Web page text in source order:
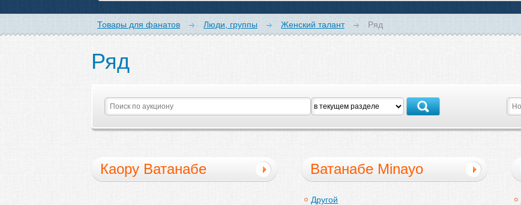
Товары для фанатов Люди, группы Женский талант Ряд
Ряд
Каору Ватанабе Ватанабе Minayo
Другой